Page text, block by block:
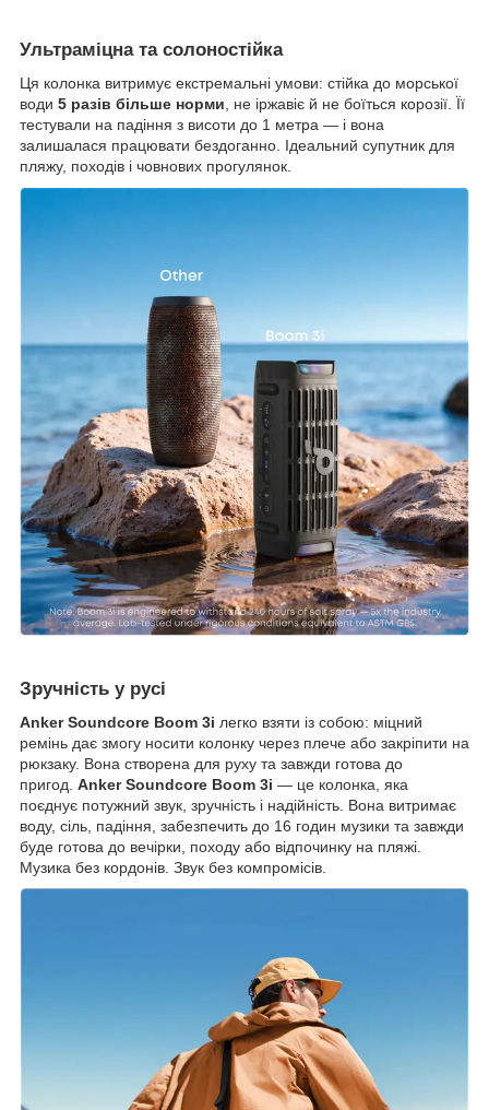
Ультраміцна та солоностійка
Ця колонка витримує екстремальні умови: стійка до морської
води 5 разів більше норми , не іржавіє й не боїться корозії. Її
тестували на падіння з висоти до 1 метра — і вона
залишалася працювати бездоганно. Ідеальний супутник для
пляжу, походів і човнових прогулянок.
Зручність у русі
Anker Soundcore Boom 3i легко взяти із собою: міцний
ремінь дає змогу носити колонку через плече або закріпити на
рюкзаку. Вона створена для руху та завжди готова до
пригод. Anker Soundcore Boom 3i — це колонка, яка
поєднує потужний звук, зручність і надійність. Вона витримає
воду, сіль, падіння, забезпечить до 16 годин музики та завжди
буде готова до вечірки, походу або відпочинку на пляжі.
Музика без кордонів. Звук без компромісів.